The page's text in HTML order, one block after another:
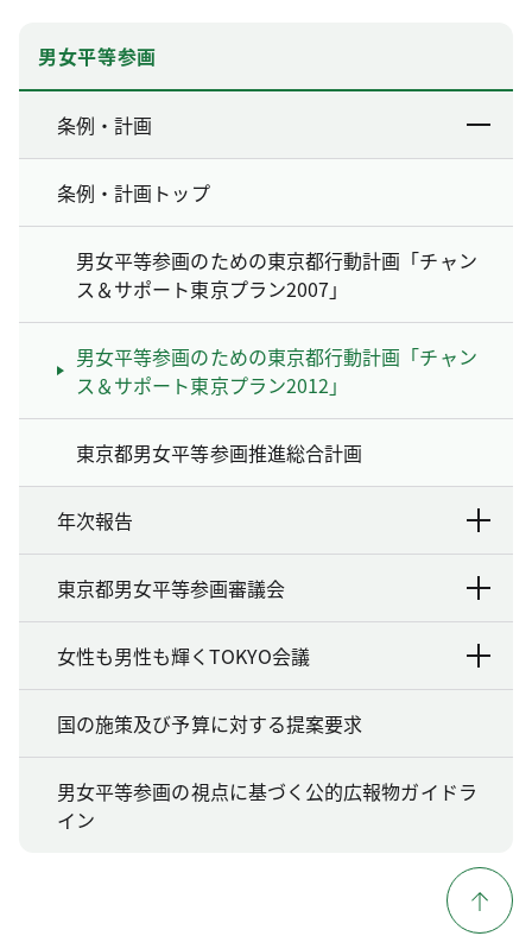
男女平等参画
条例・計画
条例・計画トップ
男女平等参画のための東京都行動計画「チャン
ス＆サポート東京プラン2007」
男女平等参画のための東京都行動計画「チャン
ス＆サポート東京プラン2012」
東京都男女平等参画推進総合計画
年次報告
東京都男女平等参画審議会
女性も男性も輝くTOKYO会議
国の施策及び予算に対する提案要求
男女平等参画の視点に基づく公的広報物ガイドラ
イン